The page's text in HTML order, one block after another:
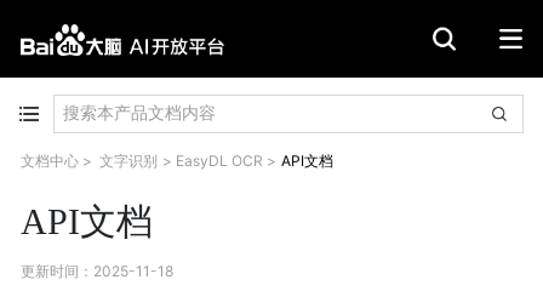
文档中心 > 文字识别 > EasyDL OCR > API文档
API文档
更新时间 ： 2025-11-18